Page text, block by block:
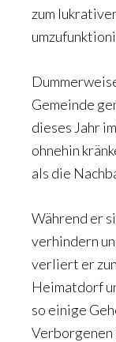
zum
Gemeinde
dieses Jahr
ohnehin
als die
Während er
verhindern
verliert er
Heimatdorf
so einige
Verborgenen